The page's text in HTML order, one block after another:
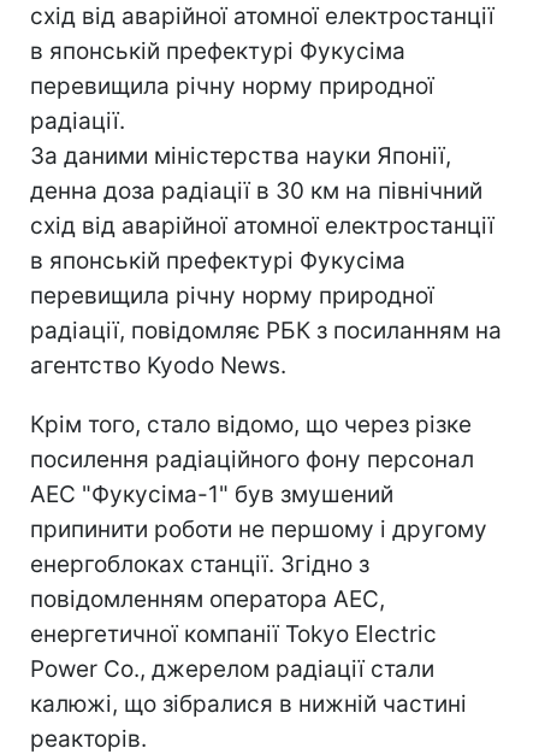
схід від аварійної атомної електростанції
в японській префектурі Фукусіма
перевищила річну норму природної
радіації.
За даними міністерства науки Японії,
денна доза радіації в 30 км на північний
схід від аварійної атомної електростанції
в японській префектурі Фукусіма
перевищила річну норму природної
радіації, повідомляє РБК з посиланням на
агентство Kyodo News.
Крім того, стало відомо, що через різке
посилення радіаційного фону персонал
АЕС "Фукусіма-1" був змушений
припинити роботи не першому і другому
енергоблоках станції. Згідно з
повідомленням оператора АЕС,
енергетичної компанії Tokyo Electric
Power Co., джерелом радіації стали
калюжі, що зібралися в нижній частині
реакторів.